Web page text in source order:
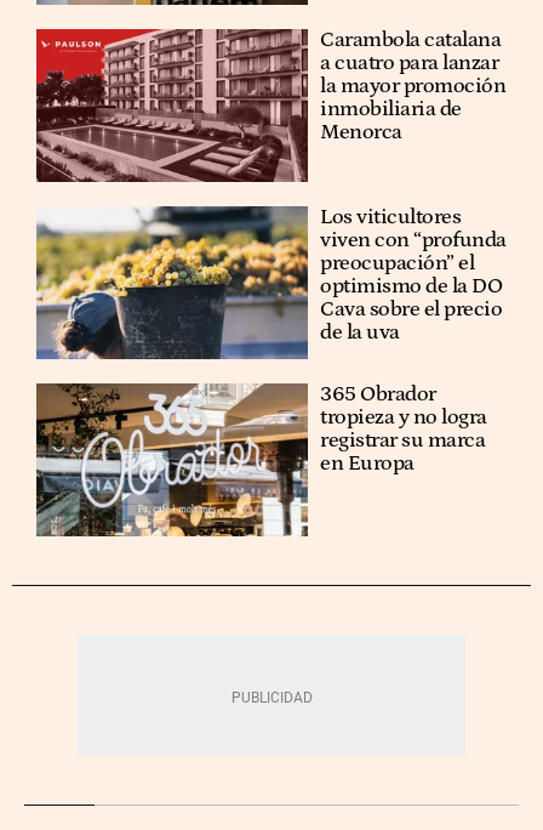
Carambola catalana
a cuatro para lanzar
la mayor promoción
inmobiliaria de
Menorca
Los viticultores
viven con “profunda
preocupación” el
optimismo de la DO
Cava sobre el precio
de la uva
365 Obrador
tropieza y no logra
registrar su marca
en Europa